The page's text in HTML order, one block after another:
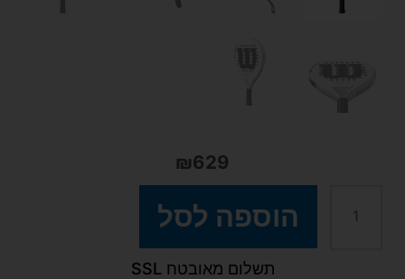
₪629
הוספה לסל
תשלום מאובטח SSL